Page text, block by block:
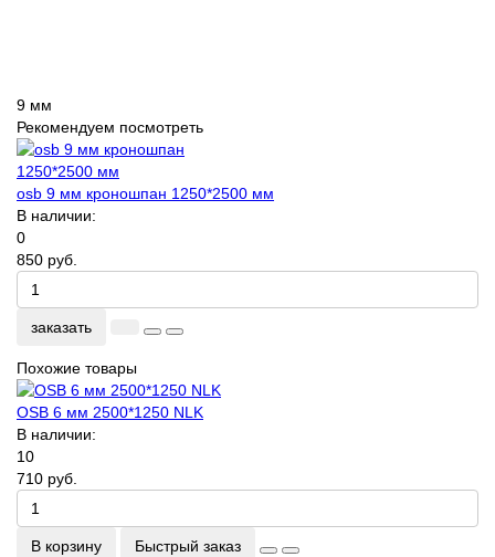
9 мм
Рекомендуем посмотреть
osb 9 мм кроношпан 1250*2500 мм
В наличии:
0
850 руб.
заказать
Похожие товары
OSB 6 мм 2500*1250 NLK
В наличии:
10
710 руб.
В корзину Быстрый заказ